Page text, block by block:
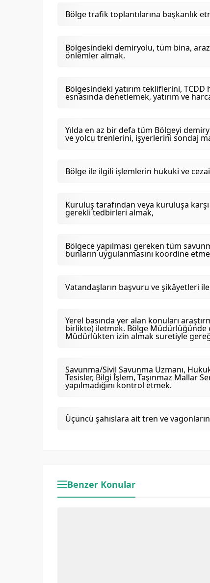
Bölge trafik toplantılarına başkanlık
Bölgesindeki demiryolu, tüm bina,
önlemler almak.
Bölgesindeki yatırım tekliflerini,
esnasında denetlemek, yatırım ve
Yılda en az bir defa tüm Bölgeyi
ve yolcu trenlerini, işyerlerini sondaj
Bölge ile ilgili işlemlerin hukuki ve
Kuruluş tarafından veya kuruluşa
gerekli tedbirleri almak,
Bölgece yapılması gereken tüm
bunların uygulanmasını koordine
Vatandaşların başvuru ve şikâyetleri
Yerel basında yer alan konuları
birlikte) iletmek. Bölge Müdürlüğünde
Müdürlükten izin almak suretiyle
Savunma/Sivil Savunma Uzmanı,
Tesisler, Bilgi İşlem, Taşınmaz Mallar
yapılmadığını kontrol etmek.
Üçüncü şahıslara ait tren ve
Benzer Konular